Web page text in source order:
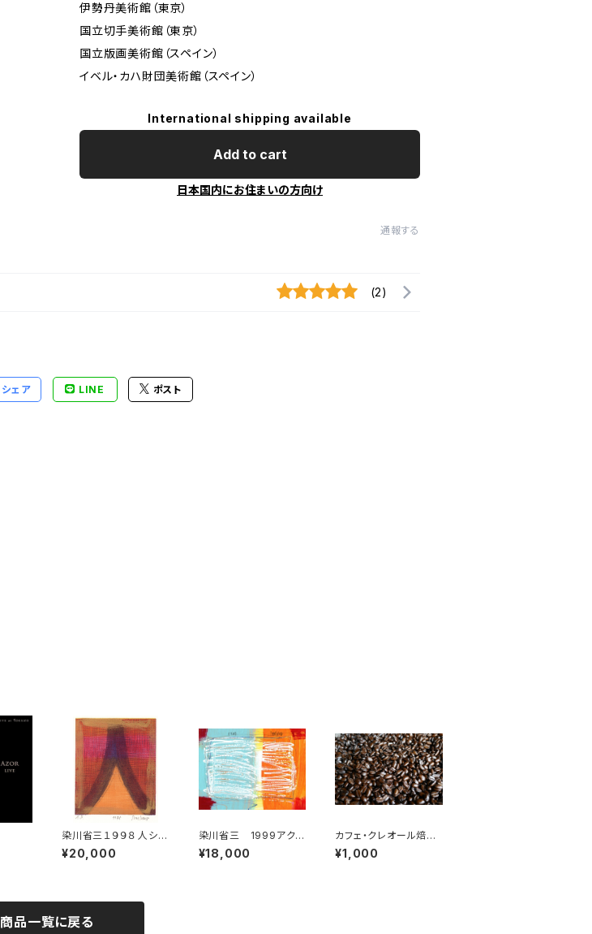
伊勢丹美術館（東京）
国立切手美術館（東京）
国立版画美術館（スペイン）
イベル・カハ財団美術館（スペイン）
International shipping available
Add to cart
日本国内にお住まいの方向け
通報する
(2)
シェア LINE ポスト
染川省三１９９８ 人シリ
ーズ版画 3
¥20,000
染川省三 1999アクリ
ル絵画 2
¥18,000
カフェ・クレオール焙煎
豆１0０ｇ
¥1,000
商品一覧に戻る